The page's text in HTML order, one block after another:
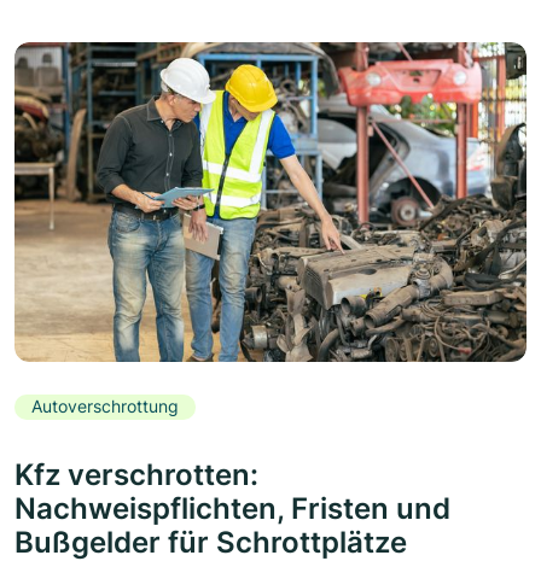
Autoverschrottung
Kfz verschrotten:
Nachweispflichten, Fristen und
Bußgelder für Schrottplätze